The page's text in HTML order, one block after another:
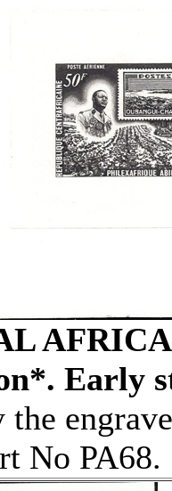
AFRICA
Early
the
No PA68.